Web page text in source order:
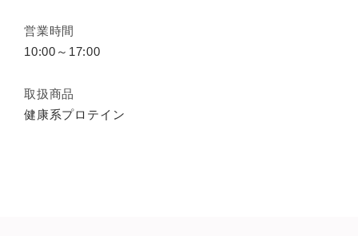
営業時間
10:00～17:00
取扱商品
健康系プロテイン